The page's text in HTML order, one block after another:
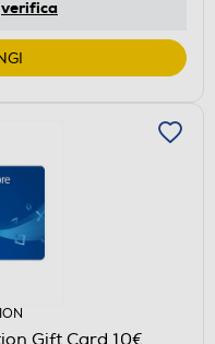
verifica
Gift Card 10€